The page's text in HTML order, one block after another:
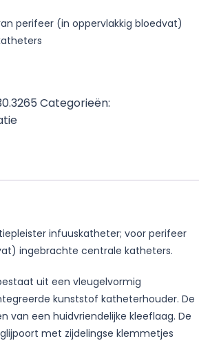
perifeer (in oppervlakkig bloedvat)
Categorieën:
infuuskatheter; voor perifeer
ingebrachte centrale katheters.
uit een vleugelvormig
kunststof katheterhouder. De
van een huidvriendelijke kleeflaag. De
met zijdelingse klemmetjes